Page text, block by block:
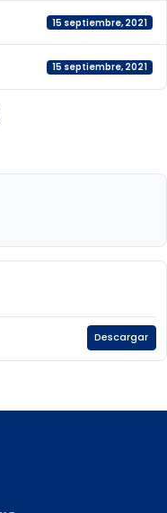
15 septiembre, 2021
15 septiembre, 2021
Descargar